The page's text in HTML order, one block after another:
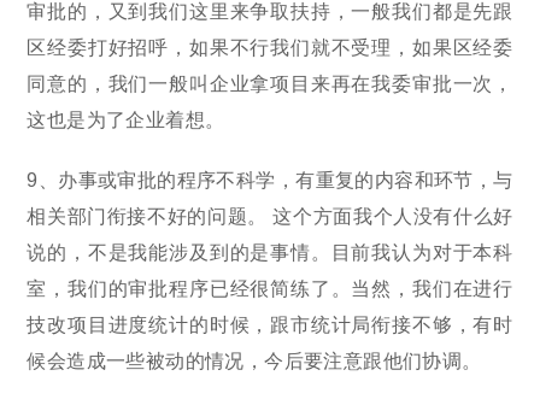
审批的，又到我们这里来争取扶持，一般我们都是先跟
区经委打好招呼，如果不行我们就不受理，如果区经委
同意的，我们一般叫企业拿项目来再在我委审批一次，
这也是为了企业着想。
9、办事或审批的程序不科学，有重复的内容和环节，与
相关部门衔接不好的问题。 这个方面我个人没有什么好
说的，不是我能涉及到的是事情。目前我认为对于本科
室，我们的审批程序已经很简练了。当然，我们在进行
技改项目进度统计的时候，跟市统计局衔接不够，有时
候会造成一些被动的情况，今后要注意跟他们协调。